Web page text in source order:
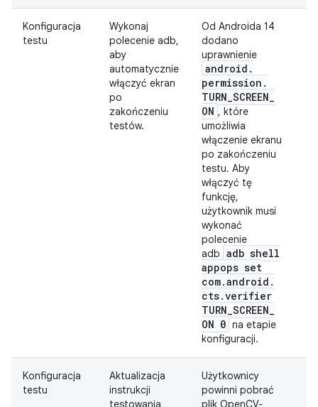
Konfiguracja
testu
Wykonaj
polecenie adb,
aby
automatycznie
włączyć ekran
po
zakończeniu
testów.
Od Androida 14
dodano
uprawnienie
android .
permission .
TURN_SCREEN_
ON , które
umożliwia
włączenie ekranu
po zakończeniu
testu. Aby
włączyć tę
funkcję,
użytkownik musi
wykonać
polecenie
adb adb shell
appops set
com.android .
cts.verifier
TURN_SCREEN_
ON 0 na etapie
konfiguracji.
Konfiguracja
testu
Aktualizacja
instrukcji
testowania
Użytkownicy
powinni pobrać
plik OpenCV-